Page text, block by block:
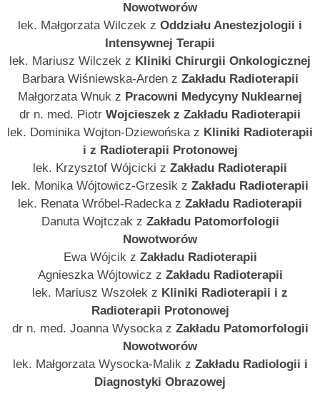
Nowotworów
lek. Małgorzata Wilczek z Oddziału Anestezjologii i
Intensywnej Terapii
lek. Mariusz Wilczek z Kliniki Chirurgii Onkologicznej
Barbara Wiśniewska-Arden z Zakładu Radioterapii
Małgorzata Wnuk z Pracowni Medycyny Nuklearnej
dr n. med. Piotr Wojcieszek z Zakładu Radioterapii
lek. Dominika Wojton-Dziewońska z Kliniki Radioterapii
i z Radioterapii Protonowej
lek. Krzysztof Wójcicki z Zakładu Radioterapii
lek. Monika Wójtowicz-Grzesik z Zakładu Radioterapii
lek. Renata Wróbel-Radecka z Zakładu Radioterapii
Danuta Wojtczak z Zakładu Patomorfologii
Nowotworów
Ewa Wójcik z Zakładu Radioterapii
Agnieszka Wójtowicz z Zakładu Radioterapii
lek. Mariusz Wszołek z Kliniki Radioterapii i z
Radioterapii Protonowej
dr n. med. Joanna Wysocka z Zakładu Patomorfologii
Nowotworów
lek. Małgorzata Wysocka-Malik z Zakładu Radiologii i
Diagnostyki Obrazowej